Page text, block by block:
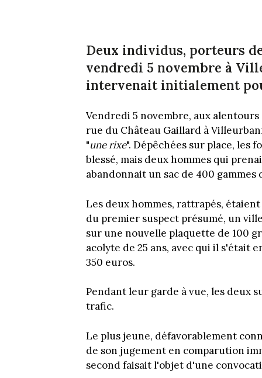
Deux individus, porteurs
vendredi 5 novembre à
intervenait initialement
Vendredi 5 novembre, aux
rue du Château Gaillard à
"une rixe". Dépêchées sur place, les
blessé, mais deux hommes qui
abandonnait un sac de 400
Les deux hommes, rattrapés,
du premier suspect présumé, un
sur une nouvelle plaquette de 100
acolyte de 25 ans, avec qui il s'était
350 euros.
Pendant leur garde à vue, les deux
trafic.
Le plus jeune, défavorablement
de son jugement en comparution
second faisait l'objet d'une